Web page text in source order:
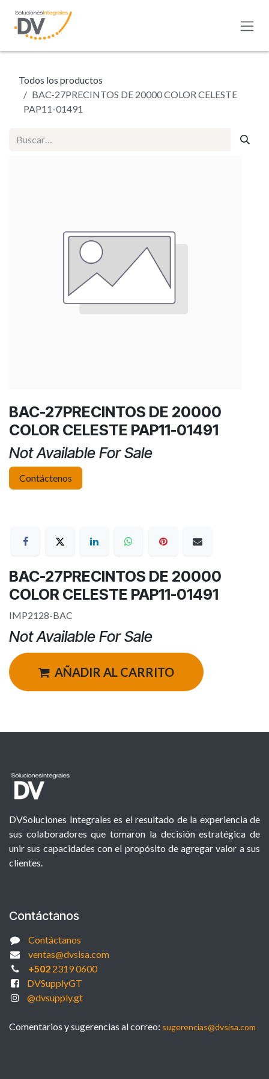
Todos los productos
BAC-27PRECINTOS DE 20000 COLOR CELESTE
PAP11-01491
BAC-27PRECINTOS DE 20000
COLOR CELESTE PAP11-01491
Not Available For Sale
Contáctenos
BAC-27PRECINTOS DE 20000
COLOR CELESTE PAP11-01491
IMP2128-BAC
Not Available For Sale
AÑADIR AL CARRITO
DVSoluciones Integrales es el resultado de la experiencia de
sus colaboradores que tomaron la decisión estratégica de
unir sus capacidades con el propósito de agregar valor a sus
clientes.
Contáctanos
Contáctanos
ventas@dvsisa.com
+5022319 0600
DVSupplyGT
@dvsupply.gt
Comentarios y sugerencias al correo: sugerencias@dvsisa.com